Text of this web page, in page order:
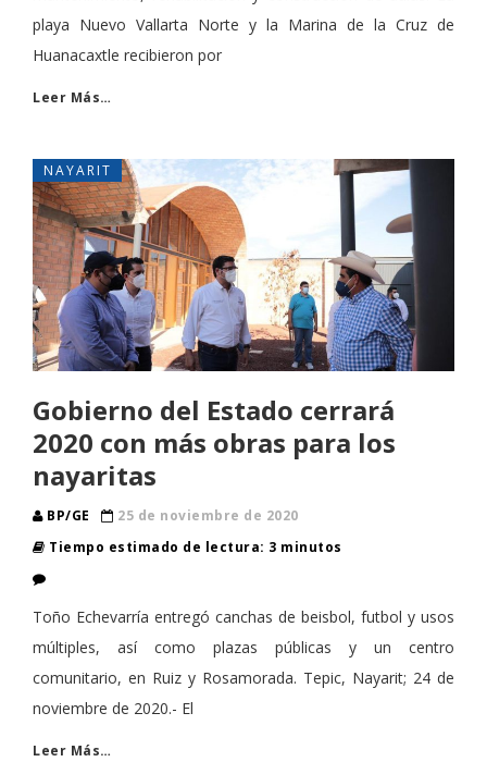
playa Nuevo Vallarta Norte y la Marina de la Cruz de
Huanacaxtle recibieron por
Leer Más…
NAYARIT
Gobierno del Estado cerrará
2020 con más obras para los
nayaritas
BP/GE
25 de noviembre de 2020
Tiempo estimado de lectura: 3 minutos
Toño Echevarría entregó canchas de beisbol, futbol y usos
múltiples, así como plazas públicas y un centro
comunitario, en Ruiz y Rosamorada. Tepic, Nayarit; 24 de
noviembre de 2020.- El
Leer Más…